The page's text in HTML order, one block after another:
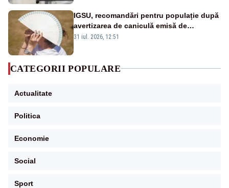
IGSU, recomandări pentru populație după
avertizarea de caniculă emisă de
meteorologi
31 iul. 2026, 12:51
CATEGORII POPULARE
Actualitate
Politica
Economie
Social
Sport